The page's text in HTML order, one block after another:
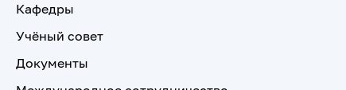
Кафедры
Учёный совет
Документы